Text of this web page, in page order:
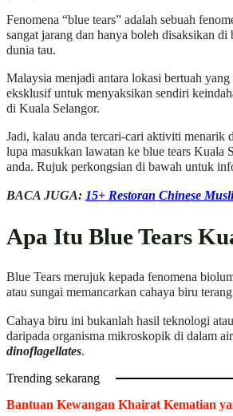
Fenomena “blue tears” adalah sebuah
sangat jarang dan hanya boleh disaksikan
dunia tau.
Malaysia menjadi antara lokasi bertuah
eksklusif untuk menyaksikan sendiri
di Kuala Selangor.
Jadi, kalau anda tercari-cari aktiviti menarik
lupa masukkan lawatan ke blue tears Kuala
anda. Rujuk perkongsian di bawah untuk
BACA JUGA: 15+ Restoran Chinese
Apa Itu Blue Tears
Blue Tears merujuk kepada fenomena
atau sungai memancarkan cahaya biru
Cahaya biru ini bukanlah hasil teknologi
daripada organisma mikroskopik di dalam
dinoflagellates.
Trending sekarang
Bantuan Kewangan Khairat Kematian